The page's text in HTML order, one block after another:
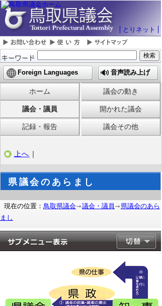
とりネット
Foreign Languages 音声読み上げ
ホーム 議会の動き
議会・議員 開かれた議会
記録・報告 議会その他
上へ ｜
県議会のあらまし
現在の位置： 鳥取県議会 議会・議員
県議会のあら
まし